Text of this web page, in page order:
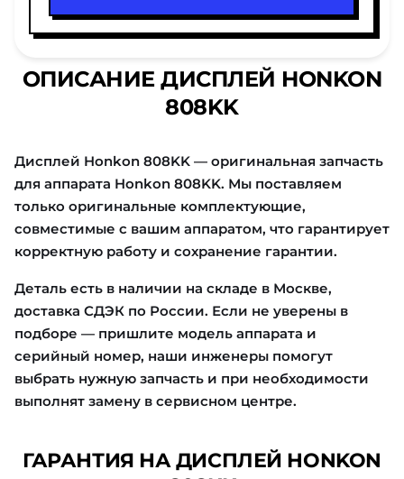
ОПИСАНИЕ ДИСПЛЕЙ HONKON
808KK
Дисплей Honkon 808KK — оригинальная запчасть
для аппарата Honkon 808KK. Мы поставляем
только оригинальные комплектующие,
совместимые с вашим аппаратом, что гарантирует
корректную работу и сохранение гарантии.
Деталь есть в наличии на складе в Москве,
доставка СДЭК по России. Если не уверены в
подборе — пришлите модель аппарата и
серийный номер, наши инженеры помогут
выбрать нужную запчасть и при необходимости
выполнят замену в сервисном центре.
ГАРАНТИЯ НА ДИСПЛЕЙ HONKON